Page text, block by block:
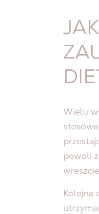
Wielu
powoli
Kolejna